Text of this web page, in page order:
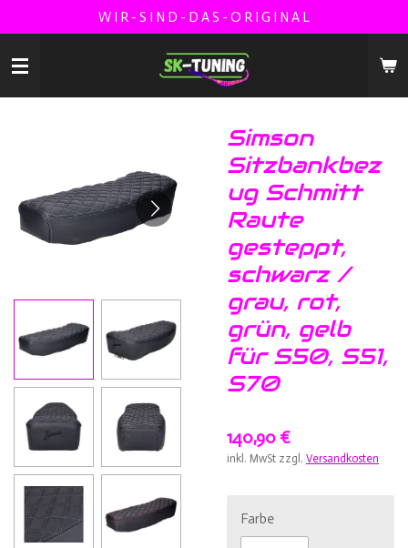
Hauptinhalt
springen
W I R - S I N D - D A S - O R I G I N A L
Simson
Sitzbankbez
ug Schmitt
Raute
gesteppt,
schwarz /
grau, rot,
grün, gelb
für S50, S51,
S70
140,90 €
inkl. MwSt zzgl. Versandkosten
Farbe